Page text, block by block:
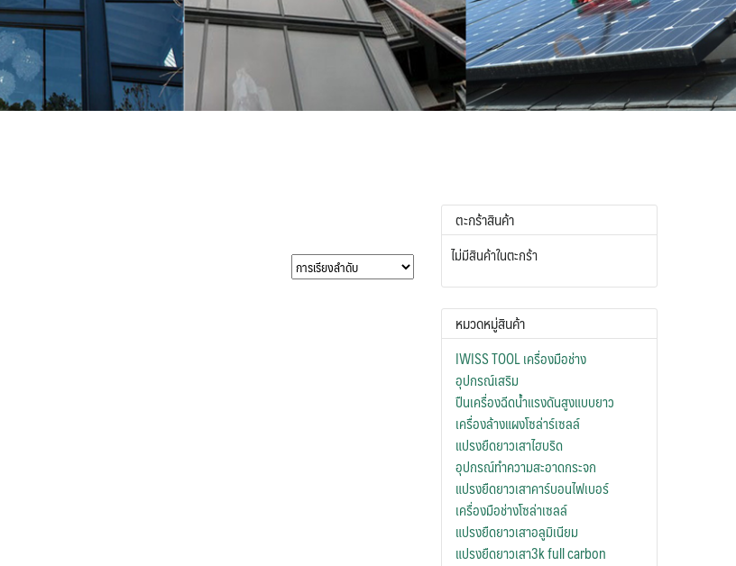
ตะกร้าสินค้า
ไม่มีสินค้าในตะกร้า
หมวดหมู่สินค้า
IWISS TOOL เครื่องมือช่าง
อุปกรณ์เสริม
ปืนเครื่องฉีดน้ำแรงดันสูงแบบยาว
เครื่องล้างแผงโซล่าร์เซลล์
แปรงยืดยาวเสาไฮบริด
อุปกรณ์ทำความสะอาดกระจก
แปรงยืดยาวเสาคาร์บอนไฟเบอร์
เครื่องมือช่างโซล่าเซลล์
แปรงยืดยาวเสาอลูมิเนียม
แปรงยืดยาวเสา3k full carbon